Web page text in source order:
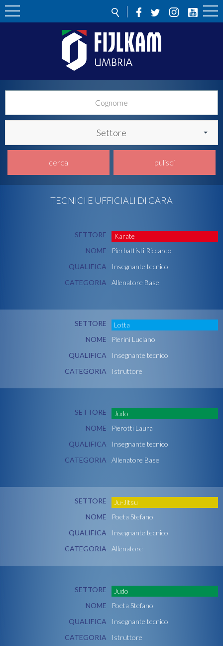
Settore
cerca pulisci
TECNICI E UFFICIALI DI GARA
SETTORE
Karate
NOME
Pierbattisti Riccardo
QUALIFICA
Insegnante tecnico
CATEGORIA
Allenatore Base
SETTORE
Lotta
NOME
Pierini Luciano
QUALIFICA
Insegnante tecnico
CATEGORIA
Istruttore
SETTORE
Judo
NOME
Pierotti Laura
QUALIFICA
Insegnante tecnico
CATEGORIA
Allenatore Base
SETTORE
Ju-Jitsu
NOME
Poeta Stefano
QUALIFICA
Insegnante tecnico
CATEGORIA
Allenatore
SETTORE
Judo
NOME
Poeta Stefano
QUALIFICA
Insegnante tecnico
CATEGORIA
Istruttore